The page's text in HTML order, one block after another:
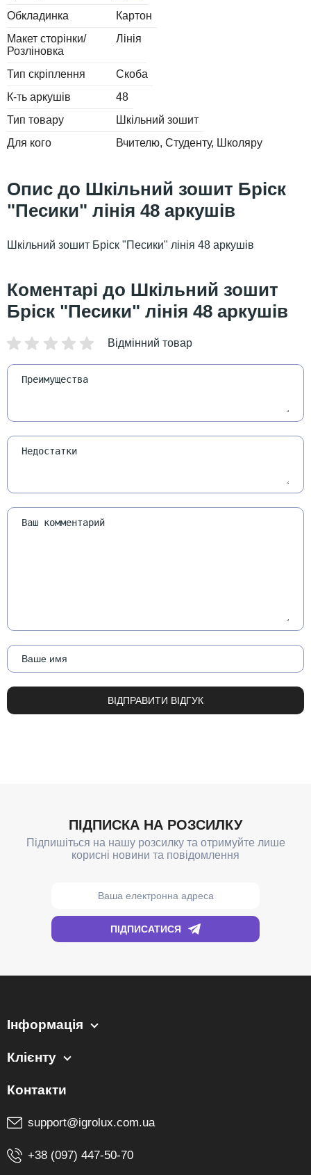
Обкладинка
Картон
Макет сторінки/
Розліновка
Лінія
Тип скріплення
Скоба
К-ть аркушів
48
Тип товару
Шкільний зошит
Для кого
Вчителю Студенту Школяру
Шкільний зошит Бріск
"Песики" лінія 48 аркушів
Шкільний зошит Бріск "Песики" лінія 48 аркушів
Шкільний зошит
Бріск "Песики" лінія 48 аркушів
Інформація
Клієнту
support@igrolux.com.ua
+38 (097) 447-50-70